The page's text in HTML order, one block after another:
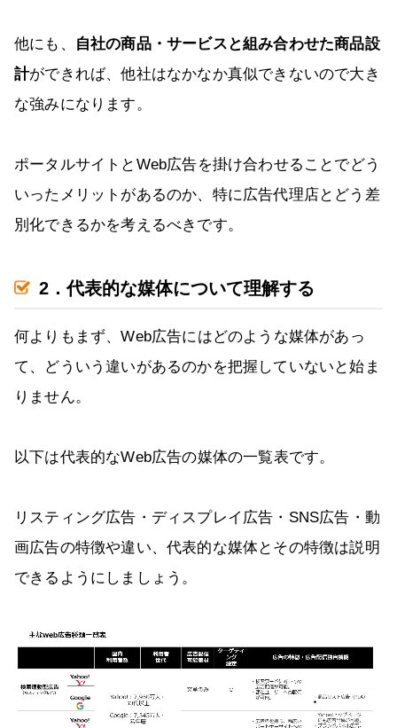
他にも、
自社の商品・サービスと組み合わせた商品設
計ができれば、他社はなかなか真似できないので大き
な強みになります。
ポータルサイトとWeb広告を掛け合わせることでどう
いったメリットがあるのか、特に広告代理店とどう差
別化できるかを考えるべきです。
2．代表的な媒体について理解する
何よりもまず、Web広告にはどのような媒体があっ
て、どういう違いがあるのかを把握していないと始ま
りません。
以下は代表的なWeb広告の媒体の一覧表です。
リスティング広告・ディスプレイ広告・SNS広告・動
画広告の特徴や違い、代表的な媒体とその特徴は説明
できるようにしましょう。